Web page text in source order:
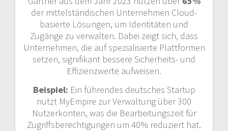
der mittelständischen Unternehmen Cloud-
basierte Lösungen, um Identitäten und
Zugänge zu verwalten. Dabei zeigt sich, dass
Unternehmen, die auf spezialisierte Plattformen
setzen, signifikant bessere Sicherheits- und
Effizienzwerte aufweisen.
Beispiel: Ein führendes deutsches Startup
nutzt MyEmpire zur Verwaltung über 300
Nutzerkonten, was die Bearbeitungszeit für
Zugriffsberechtigungen um 40% reduziert hat.